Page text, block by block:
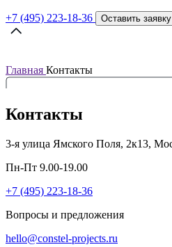
+7 (495) 223-18-36 Оставить заявку
Главная Контакты
Контакты
3-я улица Ямского Поля, 2к13,
Пн-Пт 9.00-19.00
+7 (495) 223-18-36
Вопросы и предложения
hello@constel-projects.ru